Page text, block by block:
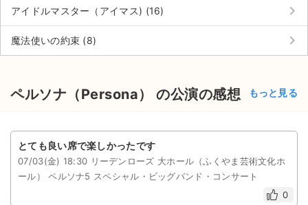
チケットジャムの取り組み
音楽情報
アイドルマスター（アイマス) (16) keyboard_arrow_right
魔法使いの約束 (8) keyboard_arrow_right
ペルソナ（Persona） の公演の感想 もっと見る
とても良い席で楽しかったです
07/03(金) 18:30 リーデンローズ 大ホール（ふくやま芸術文化ホ
ール） ペルソナ5 スペシャル・ビッグバンド・コンサート
0